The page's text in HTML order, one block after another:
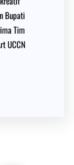
Bupati
Tim
UCCN